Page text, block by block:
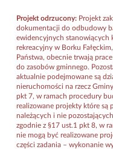
Projekt odrzucony: Projekt
dokumentacji do odbudowy
ewidencyjnych stanowiących
rekreacyjny w Borku
Państwa, obecnie trwają
do zasobów gminnego.
aktualnie podejmowane są
nieruchomości na rzecz
pkt 7, w ramach procedury
realizowane projekty które są
należących i nie
zgodnie z §17 ust.1 pkt 8, w
nie mogą być realizowane
części zadania – wykonanie